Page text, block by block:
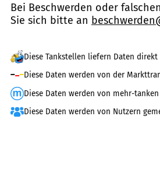
Bei Beschwerden oder
Sie sich bitte an
Diese Tankstellen liefern Daten direkt
Diese Daten werden von der
Diese Daten werden von mehr-
Diese Daten werden von Nutzern